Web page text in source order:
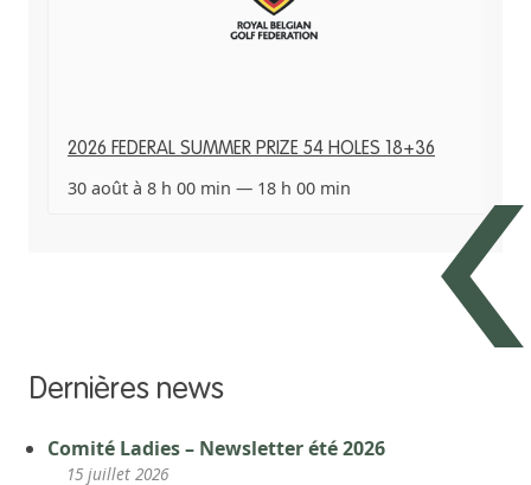
2026 FEDERAL SUMMER PRIZE 54 HOLES 18+36
30 août à 8 h 00 min — 18 h 00 min
Dernières news
Comité Ladies – Newsletter été 2026
15 juillet 2026